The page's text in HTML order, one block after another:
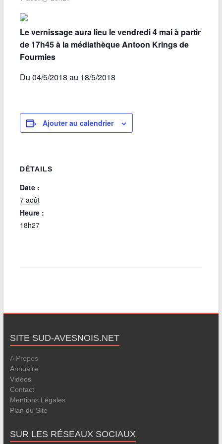
Le vernissage aura lieu le vendredi 4 mai à partir
de 17h45 à la médiathèque Antoon Krings de
Fourmies
Du 04/5/2018 au 18/5/2018
Ajouter au calendrier
DÉTAILS
Date :
7 août
Heure :
18h27
SITE SUD-AVESNOIS.NET
A Propos
Annuaire
Vidéos
Contact
Mentions Légales
Plan du Site
SUR LES RÉSEAUX SOCIAUX